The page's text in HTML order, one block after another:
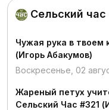
Сельский час
Чужая рука в твоем
(Игорь Абакумов)
Воскресенье, 02
Жареный петух
Сельский Час #321